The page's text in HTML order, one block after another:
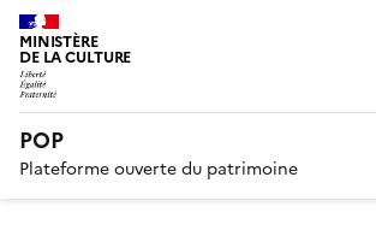
MINISTÈRE
DE LA CULTURE
POP
Plateforme ouverte du patrimoine